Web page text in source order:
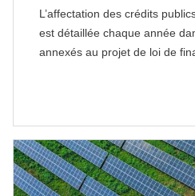
L’affectation des crédits
est détaillée chaque année
annexés au projet de loi de